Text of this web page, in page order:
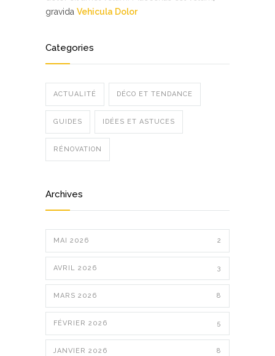
gravida Vehicula Dolor
Categories
ACTUALITÉ DÉCO ET TENDANCE
GUIDES IDÉES ET ASTUCES
RÉNOVATION
Archives
MAI 2026 2
AVRIL 2026 3
MARS 2026 8
FÉVRIER 2026 5
JANVIER 2026 8